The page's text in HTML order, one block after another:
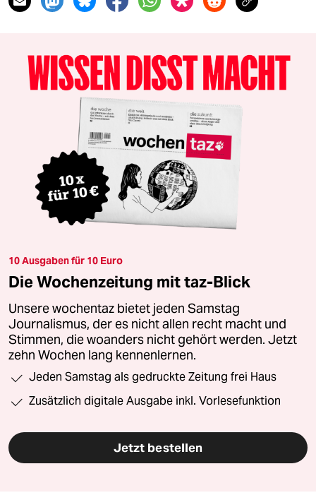
10 Ausgaben für 10 Euro
Die Wochenzeitung mit taz-Blick
Unsere wochentaz bietet jeden Samstag
Journalismus, der es nicht allen recht macht und
Stimmen, die woanders nicht gehört werden. Jetzt
zehn Wochen lang kennenlernen.
Jeden Samstag als gedruckte Zeitung frei Haus
Zusätzlich digitale Ausgabe inkl. Vorlesefunktion
Jetzt bestellen